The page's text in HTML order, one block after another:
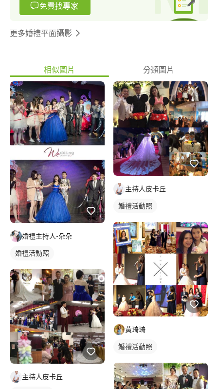
免費找專家
更多婚禮平面攝影
相似圖片 分類圖片
婚禮主持人-朵朵
婚禮活動照
主持人皮卡丘
主持人皮卡丘
婚禮活動照
黃琦琦
婚禮活動照